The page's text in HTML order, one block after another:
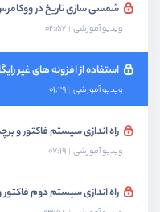
شمسی سازی تاریخ در
ویدیو آموزشی 02:57
استفاده از افزونه های غیر
ویدیو آموزشی 01:29
راه اندازی سیستم فاکتور و
ویدیو آموزشی 07:19
راه اندازی سیستم دوم